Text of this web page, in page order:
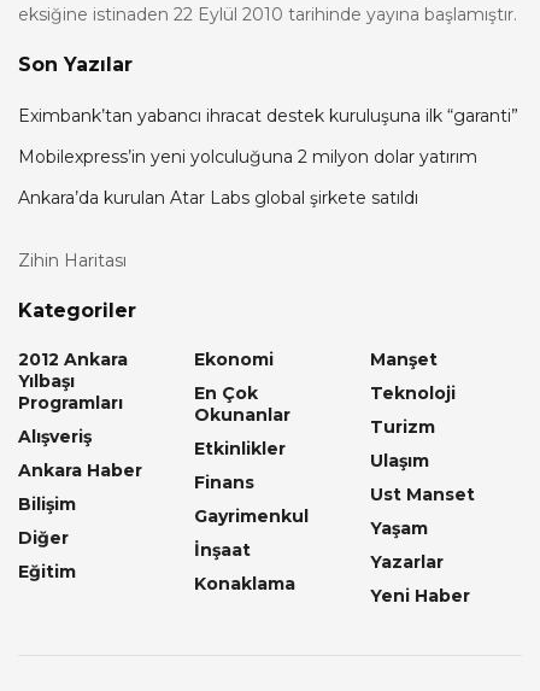
eksiğine istinaden 22 Eylül 2010 tarihinde yayına başlamıştır.
Son Yazılar
Eximbank’tan yabancı ihracat destek kuruluşuna ilk “garanti”
Mobilexpress’in yeni yolculuğuna 2 milyon dolar yatırım
Ankara’da kurulan Atar Labs global şirkete satıldı
Zihin Haritası
Kategoriler
2012 Ankara
Yılbaşı
Programları
Alışveriş
Ankara Haber
Bilişim
Diğer
Eğitim
Ekonomi
En Çok
Okunanlar
Etkinlikler
Finans
Gayrimenkul
İnşaat
Konaklama
Manşet
Teknoloji
Turizm
Ulaşım
Ust Manset
Yaşam
Yazarlar
Yeni Haber